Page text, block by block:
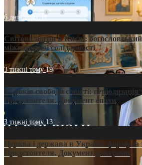
6 днів тому11
Світові лідери в Києві:
міжнародної солідарності
3 тижні тому19
35 років свободи совісті: періодизація
Предстоятеля. Документ епохи
3 тижні тому 13
Церква і держава в Україні: формула
Предстоятеля. Документ доктрини